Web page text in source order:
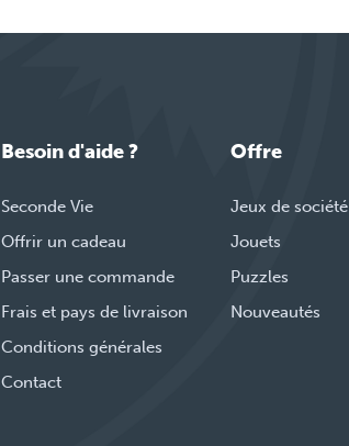
Besoin d'aide ?
Seconde Vie
Offrir un cadeau
Passer une commande
Frais et pays de livraison
Conditions générales
Contact
Offre
Jeux de société
Jouets
Puzzles
Nouveautés